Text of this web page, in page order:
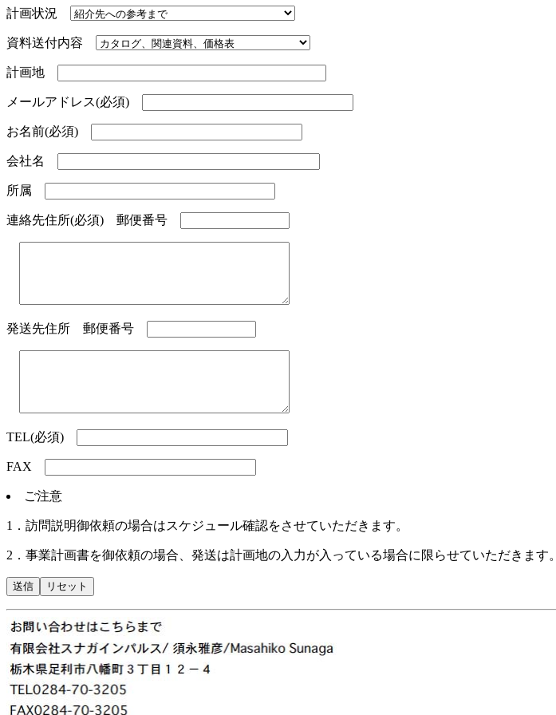
計画状況
資料送付内容
計画地
メールアドレス(必須)
お名前(必須)
会社名
所属
連絡先住所(必須) 郵便番号
発送先住所 郵便番号
TEL(必須)
FAX
ご注意
1．訪問説明御依頼の場合はスケジュール確認をさせていただきます。
2．事業計画書を御依頼の場合、発送は計画地の入力が入っている場合に限らせていただきます。